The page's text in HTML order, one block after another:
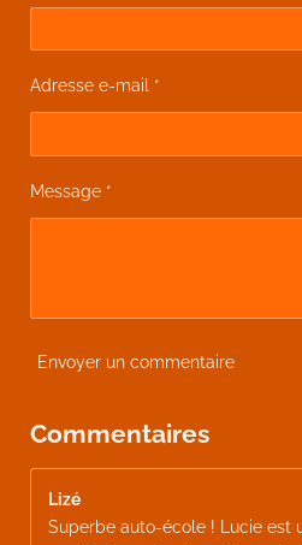
Adresse e-mail *
Message *
Envoyer un commentaire
Commentaires
Lizé
Superbe auto-école ! Lucie est